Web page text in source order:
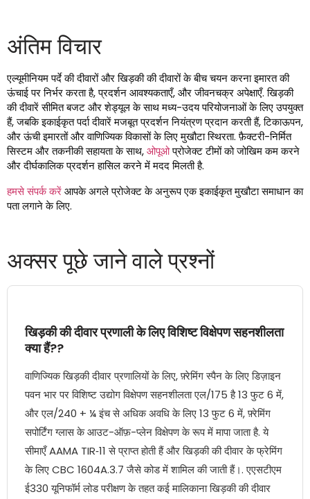
अंतिम विचार
एल्यूमीनियम पर्दे की दीवारों और खिड़की की दीवारों के बीच चयन करना इमारत की
ऊंचाई पर निर्भर करता है, प्रदर्शन आवश्यकताएँ, और जीवनचक्र अपेक्षाएँ. खिड़की
की दीवारें सीमित बजट और शेड्यूल के साथ मध्य-उदय परियोजनाओं के लिए उपयुक्त
हैं, जबकि इकाईकृत पर्दा दीवारें मजबूत प्रदर्शन नियंत्रण प्रदान करती हैं, टिकाऊपन,
और ऊंची इमारतों और वाणिज्यिक विकासों के लिए मुखौटा स्थिरता. फ़ैक्टरी-निर्मित
सिस्टम और तकनीकी सहायता के साथ,ओपूओप्रोजेक्ट टीमों को जोखिम कम करने
और दीर्घकालिक प्रदर्शन हासिल करने में मदद मिलती है.
हमसे संपर्क करेंआपके अगले प्रोजेक्ट के अनुरूप एक इकाईकृत मुखौटा समाधान का
पता लगाने के लिए.
अक्सर पूछे जाने वाले प्रश्नों
खिड़की की दीवार प्रणाली के लिए विशिष्ट विक्षेपण सहनशीलता
क्या हैं??
वाणिज्यिक खिड़की दीवार प्रणालियों के लिए, फ़्रेमिंग स्पैन के लिए डिज़ाइन
पवन भार पर विशिष्ट उद्योग विक्षेपण सहनशीलता एल/175 है 13 फुट 6 में,
और एल/240 + ¼ इंच से अधिक अवधि के लिए 13 फुट 6 में, फ़्रेमिंग
सपोर्टिंग ग्लास के आउट-ऑफ़-प्लेन विक्षेपण के रूप में मापा जाता है. ये
सीमाएँ AAMA TIR‑11 से प्राप्त होती हैं और खिड़की की दीवार के फ्रेमिंग
के लिए CBC 1604A.3.7 जैसे कोड में शामिल की जाती हैं।. एएसटीएम
ई330 यूनिफॉर्म लोड परीक्षण के तहत कई मालिकाना खिड़की की दीवार